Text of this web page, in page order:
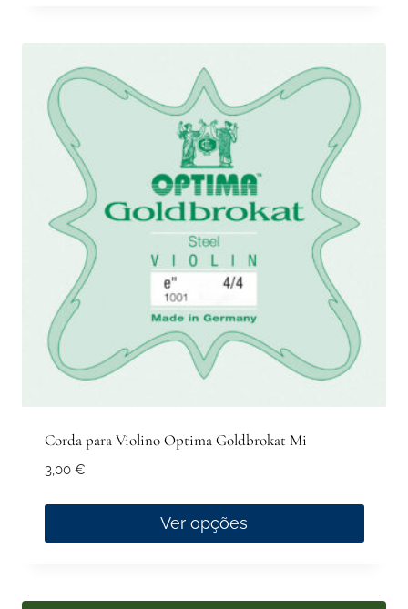
multiple
variants.
The
options
may
chosen
product
page
Corda para Violino Optima Goldbrokat Mi
3,00 €
Ver opções
has